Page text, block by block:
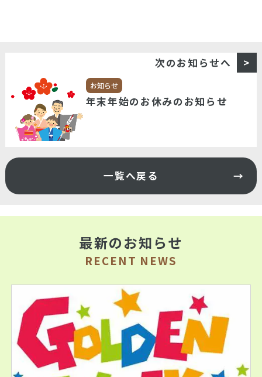
次のお知らせへ
お知らせ
年末年始のお休みのお知らせ
一覧へ戻る
最新のお知らせ
RECENT NEWS